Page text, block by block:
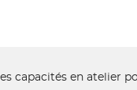
capacités en atelier